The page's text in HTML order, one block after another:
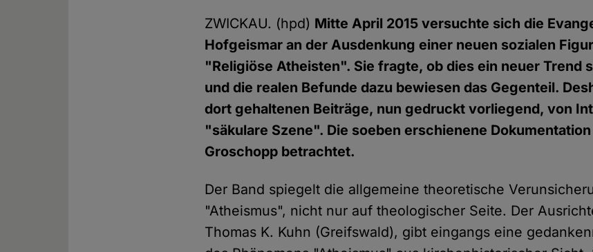
ZWICKAU. (hpd) Mitte April 2015 versuchte sich die
Hofgeismar an der Ausdenkung einer neuen sozialen
"Religiöse Atheisten". Sie fragte, ob dies ein neuer Trend
und die realen Befunde dazu bewiesen das Gegenteil.
dort gehaltenen Beiträge, nun gedruckt vorliegend, von
"säkulare Szene". Die soeben erschienene
Groschopp betrachtet.
Der Band spiegelt die allgemeine theoretische
"Atheismus", nicht nur auf theologischer Seite. Der
Thomas K. Kuhn (Greifswald), gibt eingangs eine